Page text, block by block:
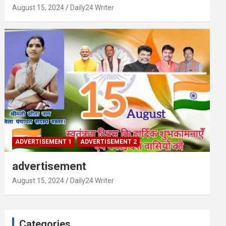
August 15, 2024 Daily24 Writer
ADVERTISEMENT 1 ADVERTISEMENT 2
advertisement
August 15, 2024 Daily24 Writer